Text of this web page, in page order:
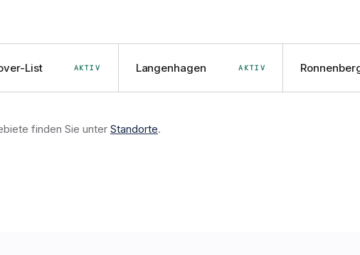
List AKTIV Langenhagen AKTIV
finden Sie unter Standorte.